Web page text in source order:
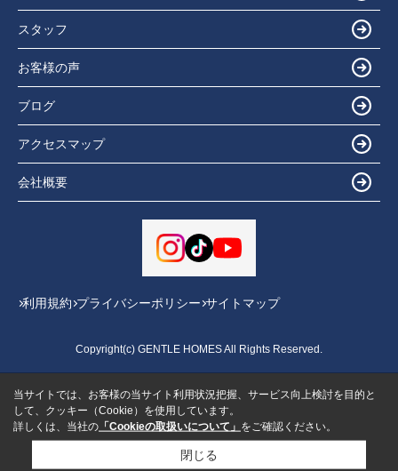
スタッフ
お客様の声
ブログ
アクセスマップ
会社概要
利用規約 プライバシーポリシー サイトマップ
Copyright(c) GENTLE HOMES All Rights Reserved.
当サイトでは、お客様の当サイト利用状況把握、サービス向上検討を目的と
して、クッキー（Cookie）を使用しています。
詳しくは、当社の 「Cookieの取扱いについて」 をご確認ください。
閉じる